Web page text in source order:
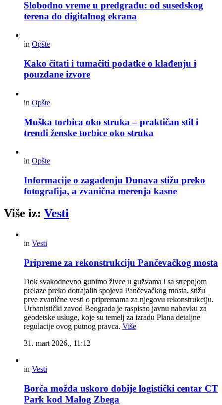
Slobodno vreme u predgrađu: od susedskog
terena do digitalnog ekrana
in Opšte
Kako čitati i tumačiti podatke o klađenju i
pouzdane izvore
in Opšte
Muška torbica oko struka – praktičan stil i
trendi ženske torbice oko struka
in Opšte
Informacije o zagađenju Dunava stižu preko
fotografija, a zvanična merenja kasne
Više iz: Vesti
in Vesti
Pripreme za rekonstrukciju Pančevačkog mosta
Dok svakodnevno gubimo živce u gužvama i sa strepnjom
prelaze preko dotrajalih spojeva Pančevačkog mosta, stižu
prve zvanične vesti o pripremama za njegovu rekonstrukciju.
Urbanistički zavod Beograda je raspisao javnu nabavku za
geodetske usluge, koje su temelj za izradu Plana detaljne
regulacije ovog putnog pravca. Više
31. mart 2026., 11:12
in Vesti
Borča možda uskoro dobije logistički centar CT
Park kod Malog Zbega